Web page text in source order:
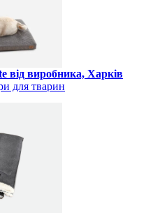
від виробника, Харків
для тварин